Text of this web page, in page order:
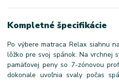
Kompletné špecifikácie
Po výbere matraca Relax siahnu
lôžko pre svoj spánok. Na vrchnej
pamäťovej peny so 7-zónovou
dokonale uvoľnia svaly počas